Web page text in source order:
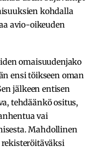
kohdalla
avio-oikeuden
omaisuudenjako
ensi töikseen oman
jälkeen entisen
tehdäänkö ositus,
vai
Mahdollinen